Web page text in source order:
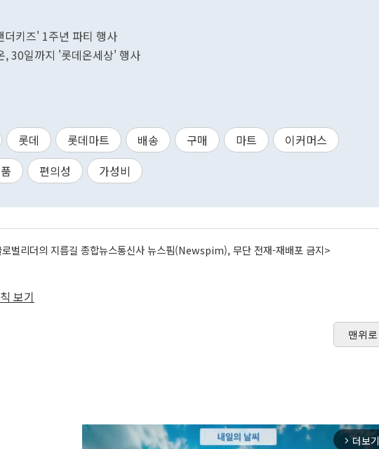
키즈' 1주년 파티 행사
, 30일까지 '롯데온세상' 행사
롯데 롯데마트 배송 구매 마트
이커머스
편의성 가성비
벌리더의 지름길 종합뉴스통신사 뉴스핌(Newspim), 무단 전재-재배포 금지>
보기
맨위로
arrow_forward_ios 더보기